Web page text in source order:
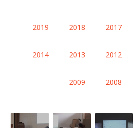
2019 2018 2017
2014 2013 2012
2009 2008